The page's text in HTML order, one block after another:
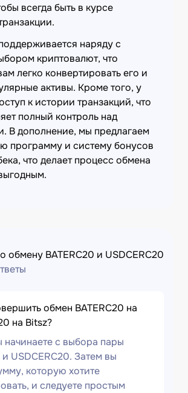
всегда быть в курсе
наряду с
криптовалют, что
легко конвертировать его и
активы. Кроме того, у
к истории транзакций, что
полный контроль над
В дополнение, мы предлагаем
программу и систему бонусов
что делает процесс обмена
обмену BATERC20 и USDCERC20
обмен BATERC20 на
на Bitsz?
начинаете с выбора пары
и USDCERC20. Затем вы
которую хотите
и следуете простым